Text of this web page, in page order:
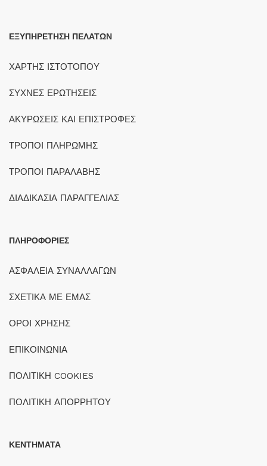
ΕΞΥΠΗΡΕΤΗΣΗ ΠΕΛΑΤΩΝ
ΧΑΡΤΗΣ ΙΣΤΟΤΟΠΟΥ
ΣΥΧΝΕΣ ΕΡΩΤΗΣΕΙΣ
ΑΚΥΡΩΣΕΙΣ ΚΑΙ ΕΠΙΣΤΡΟΦΕΣ
ΤΡΟΠΟΙ ΠΛΗΡΩΜΗΣ
ΤΡΟΠΟΙ ΠΑΡΑΛΑΒΗΣ
ΔΙΑΔΙΚΑΣΙΑ ΠΑΡΑΓΓΕΛΙΑΣ
ΠΛΗΡΟΦΟΡΙΕΣ
ΑΣΦΑΛΕΙΑ ΣΥΝΑΛΛΑΓΩΝ
ΣΧΕΤΙΚΑ ΜΕ ΕΜΑΣ
ΟΡΟΙ ΧΡΗΣΗΣ
ΕΠΙΚΟΙΝΩΝΙΑ
ΠΟΛΙΤΙΚΗ COOKIES
ΠΟΛΙΤΙΚΗ ΑΠΟΡΡΗΤΟΥ
ΚΕΝΤΗΜΑΤΑ